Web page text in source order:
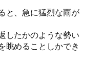
と、急に猛烈な雨が
したかのような勢い
眺めることしかでき